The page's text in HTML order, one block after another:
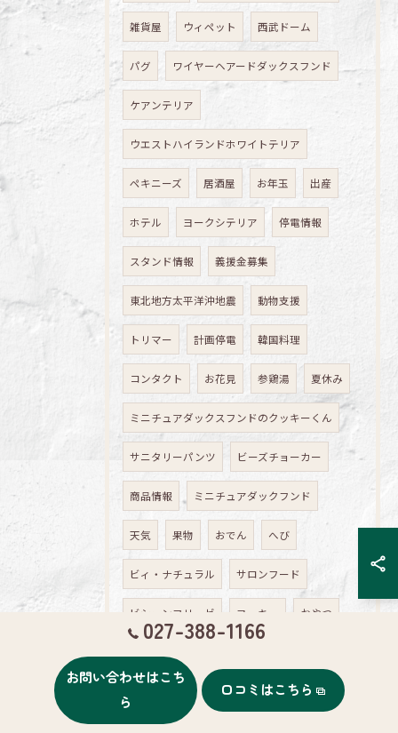
雑貨屋 ウィペット 西武ドーム
パグ ワイヤーヘアードダックスフンド
ケアンテリア
ウエストハイランドホワイトテリア
ペキニーズ 居酒屋 お年玉 出産
ホテル ヨークシテリア 停電情報
スタンド情報 義援金募集
東北地方太平洋沖地震 動物支援
トリマー 計画停電 韓国料理
コンタクト お花見 参鶏湯 夏休み
ミニチュアダックスフンドのクッキーくん
サニタリーパンツ ビーズチョーカー
商品情報 ミニチュアダックフンド
天気 果物 おでん へび
ビィ・ナチュラル サロンフード
ビションフリーゼ ヨーキー おやつ
日向ぼっこ ゲージ
027-388-1166
お問い合わせはこち
ら
口コミはこちら